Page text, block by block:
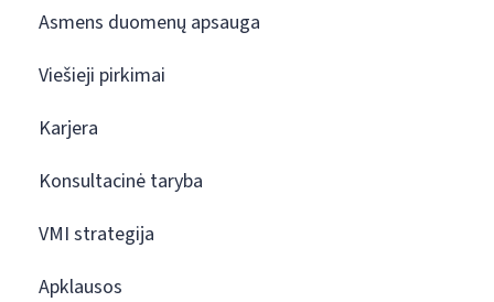
Asmens duomenų apsauga
Viešieji pirkimai
Karjera
Konsultacinė taryba
VMI strategija
Apklausos